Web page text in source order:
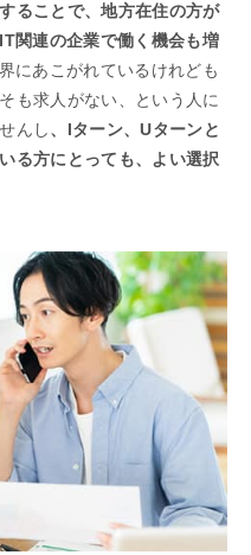
ることで、地方在住の方が
関連の企業で働く機会も増
にあこがれているけれども
も求人がない、という人に
んし、Iターン、Uターンと
る方にとっても、よい選択